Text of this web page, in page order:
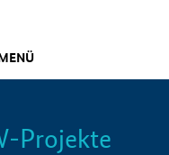
Info
Projekte